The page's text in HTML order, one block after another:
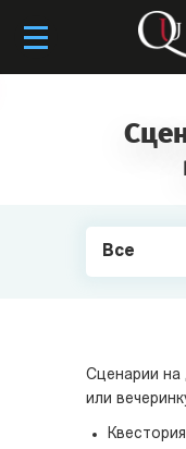
Все
Сценарии на
или